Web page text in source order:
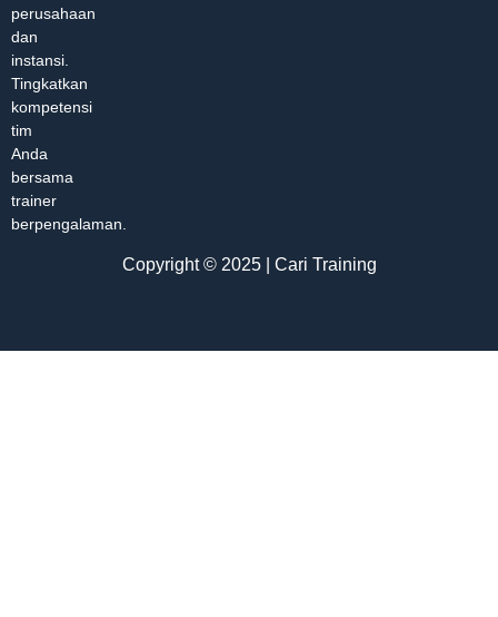
perusahaan
dan
instansi.
Tingkatkan
kompetensi
tim
Anda
bersama
trainer
berpengalaman.
Copyright © 2025 | Cari Training